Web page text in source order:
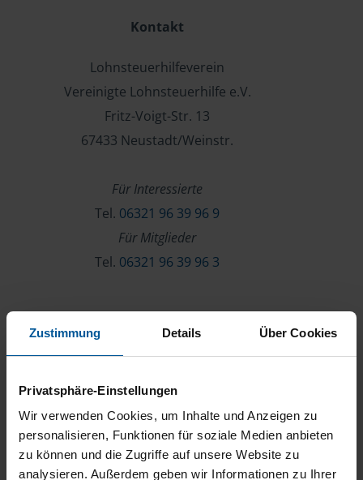
Zustimmung Details Über Cookies
Privatsphäre-Einstellungen
Wir verwenden Cookies, um Inhalte und Anzeigen zu
personalisieren, Funktionen für soziale Medien anbieten
zu können und die Zugriffe auf unsere Website zu
analysieren. Außerdem geben wir Informationen zu Ihrer
Kontakt
Lohnsteuerhilfeverein
Vereinigte Lohnsteuerhilfe e.V.
Fritz-Voigt-Str. 13
67433 Neustadt/Weinstr.
Für Interessierte
Tel. 06321 96 39 96 9
Für Mitglieder
Tel. 06321 96 39 96 3
Über die VLH
Beratersuche
Karriere
Presse
Kontakt